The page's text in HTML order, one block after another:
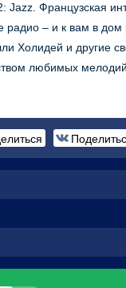
Jazz. Французская
радио – и к вам в
Холидей и другие
любимых